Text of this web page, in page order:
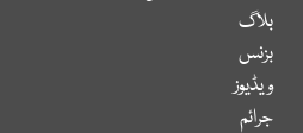
بلاگ
بزنس
ویڈیوز
جرائم